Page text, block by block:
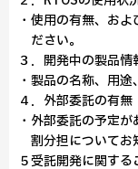
・使用の有無、お
ださい。
３．開発中の製品情
・製品の名称、用途
４．外部委託の有無
・外部委託の予定
割分担についてお
５受託開発に関する